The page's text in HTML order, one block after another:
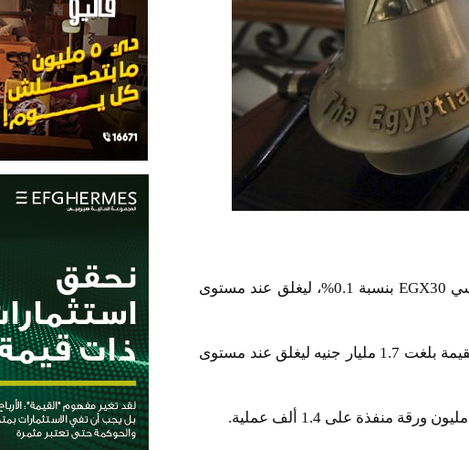
استهلت بورصة مصر تعاملات جلسة اليوم، على إرتفاع المؤشر السوق الرئيسي EGX30 بنسبة 0.1%، ليغلق عند مستوى
وسجل رأس المال السوقي للأسهم المقيدة بسوق داخل المقصورة مكاسب بقيمة بلغت 1.7 مليار جنيه ليغلق عند مستوى